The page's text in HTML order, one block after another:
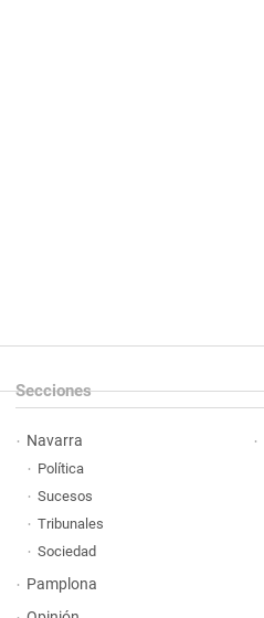
Secciones
Navarra
Política
Sucesos
Tribunales
Sociedad
Pamplona